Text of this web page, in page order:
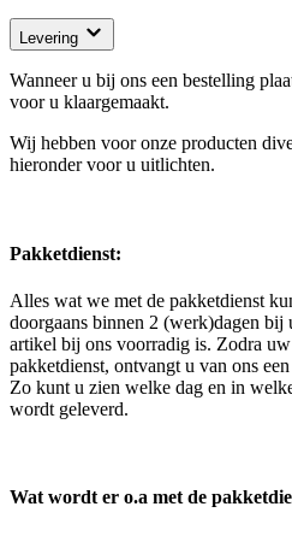
Levering
Wanneer u bij ons een bestelling
voor u klaargemaakt.
Wij hebben voor onze producten
hieronder voor u uitlichten.
Pakketdienst:
Alles wat we met de pakketdienst
doorgaans binnen 2 (werk)dagen bij
artikel bij ons voorradig is. Zodra
pakketdienst, ontvangt u van ons
Zo kunt u zien welke dag en in
wordt geleverd.
Wat wordt er o.a met de